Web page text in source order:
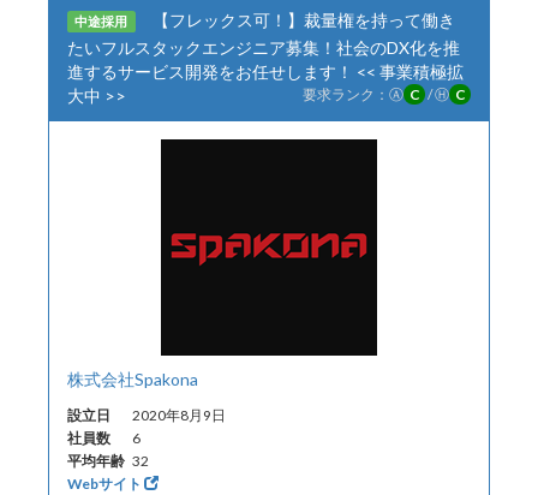
中途採用
【フレックス可！】裁量権を持って働き
たいフルスタックエンジニア募集！社会のDX化を推
進するサービス開発をお任せします！ << 事業積極拡
大中 >>
要求ランク： Ⓐ C /Ⓗ C
株式会社Spakona
設立日
2020年8月9日
社員数
6
平均年齢 32
Webサイト